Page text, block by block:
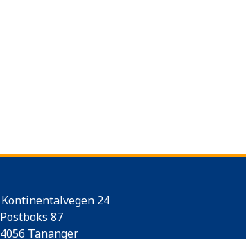
Kontinentalvegen 24
Postboks 87
4056 Tananger